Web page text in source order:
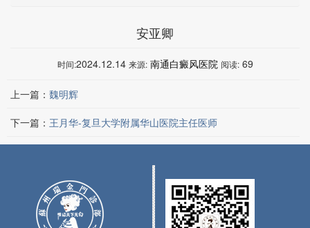
安亚卿
时间:2024.12.14 来源: 南通白癜风医院 阅读: 69
上一篇： 魏明辉
下一篇： 王月华-复旦大学附属华山医院主任医师